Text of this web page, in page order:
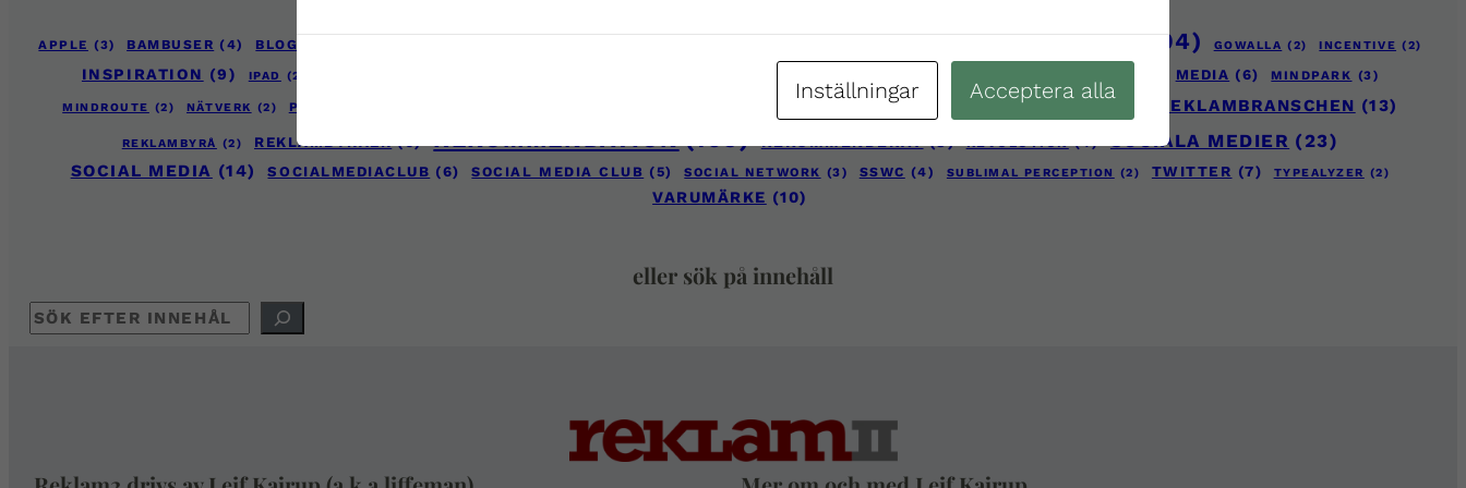
APPLE (3) BAMBUSER (4) BLOGG100 GOOGLE READER (104) GOWALLA (2) INCENTIVE (2)
INSPIRATION (9) IPAD (2) MEDIA (6) MINDPARK (3)
MINDROUTE (2) NÄTVERK (2) PLAXO REKLAM 2.0 (16) REKLAM2.0 REKLAMBRANSCHEN (13)
REKLAMBYRÅ (2) REKLAMBYRÅER (6) REKOMMENDATION (103) REKOMMENDERAT (8) REVOLUTION (4) SOCIALA MEDIER (23)
SOCIAL MEDIA (14) SOCIALMEDIACLUB (6) SOCIAL MEDIA CLUB (5) SOCIAL NETWORK (3) SSWC (4) SUBLIMAL PERCEPTION (2) TWITTER (7) TYPEALYZER (2)
VARUMÄRKE (10)
eller sök på innehåll
SÖK
Inställningar Acceptera alla